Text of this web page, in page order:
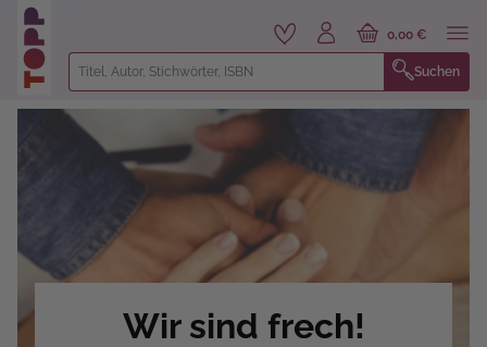
springen
Suchen
0,00 €
Wir sind frech!